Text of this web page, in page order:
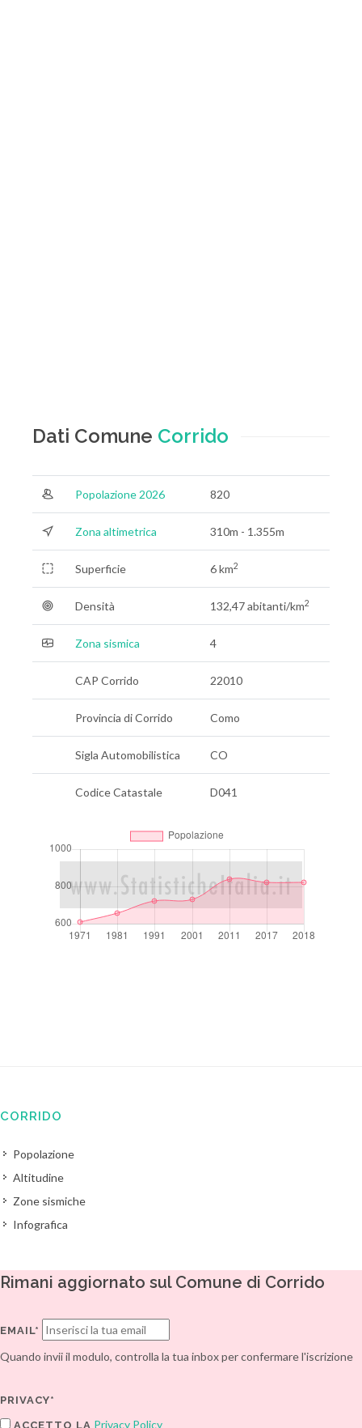
Dati Comune Corrido
Popolazione 2026 820
Zona altimetrica 310m - 1.355m
Superficie 6 km2
Densità 132,47 abitanti/km2
Zona sismica 4
CAP Corrido 22010
Provincia di Corrido Como
Sigla Automobilistica CO
Codice Catastale D041
CORRIDO
Popolazione
Altitudine
Zone sismiche
Infografica
Rimani aggiornato sul Comune di Corrido
EMAIL*
Quando invii il modulo, controlla la tua inbox per confermare l'iscrizione
PRIVACY*
ACCETTO LA Privacy Policy